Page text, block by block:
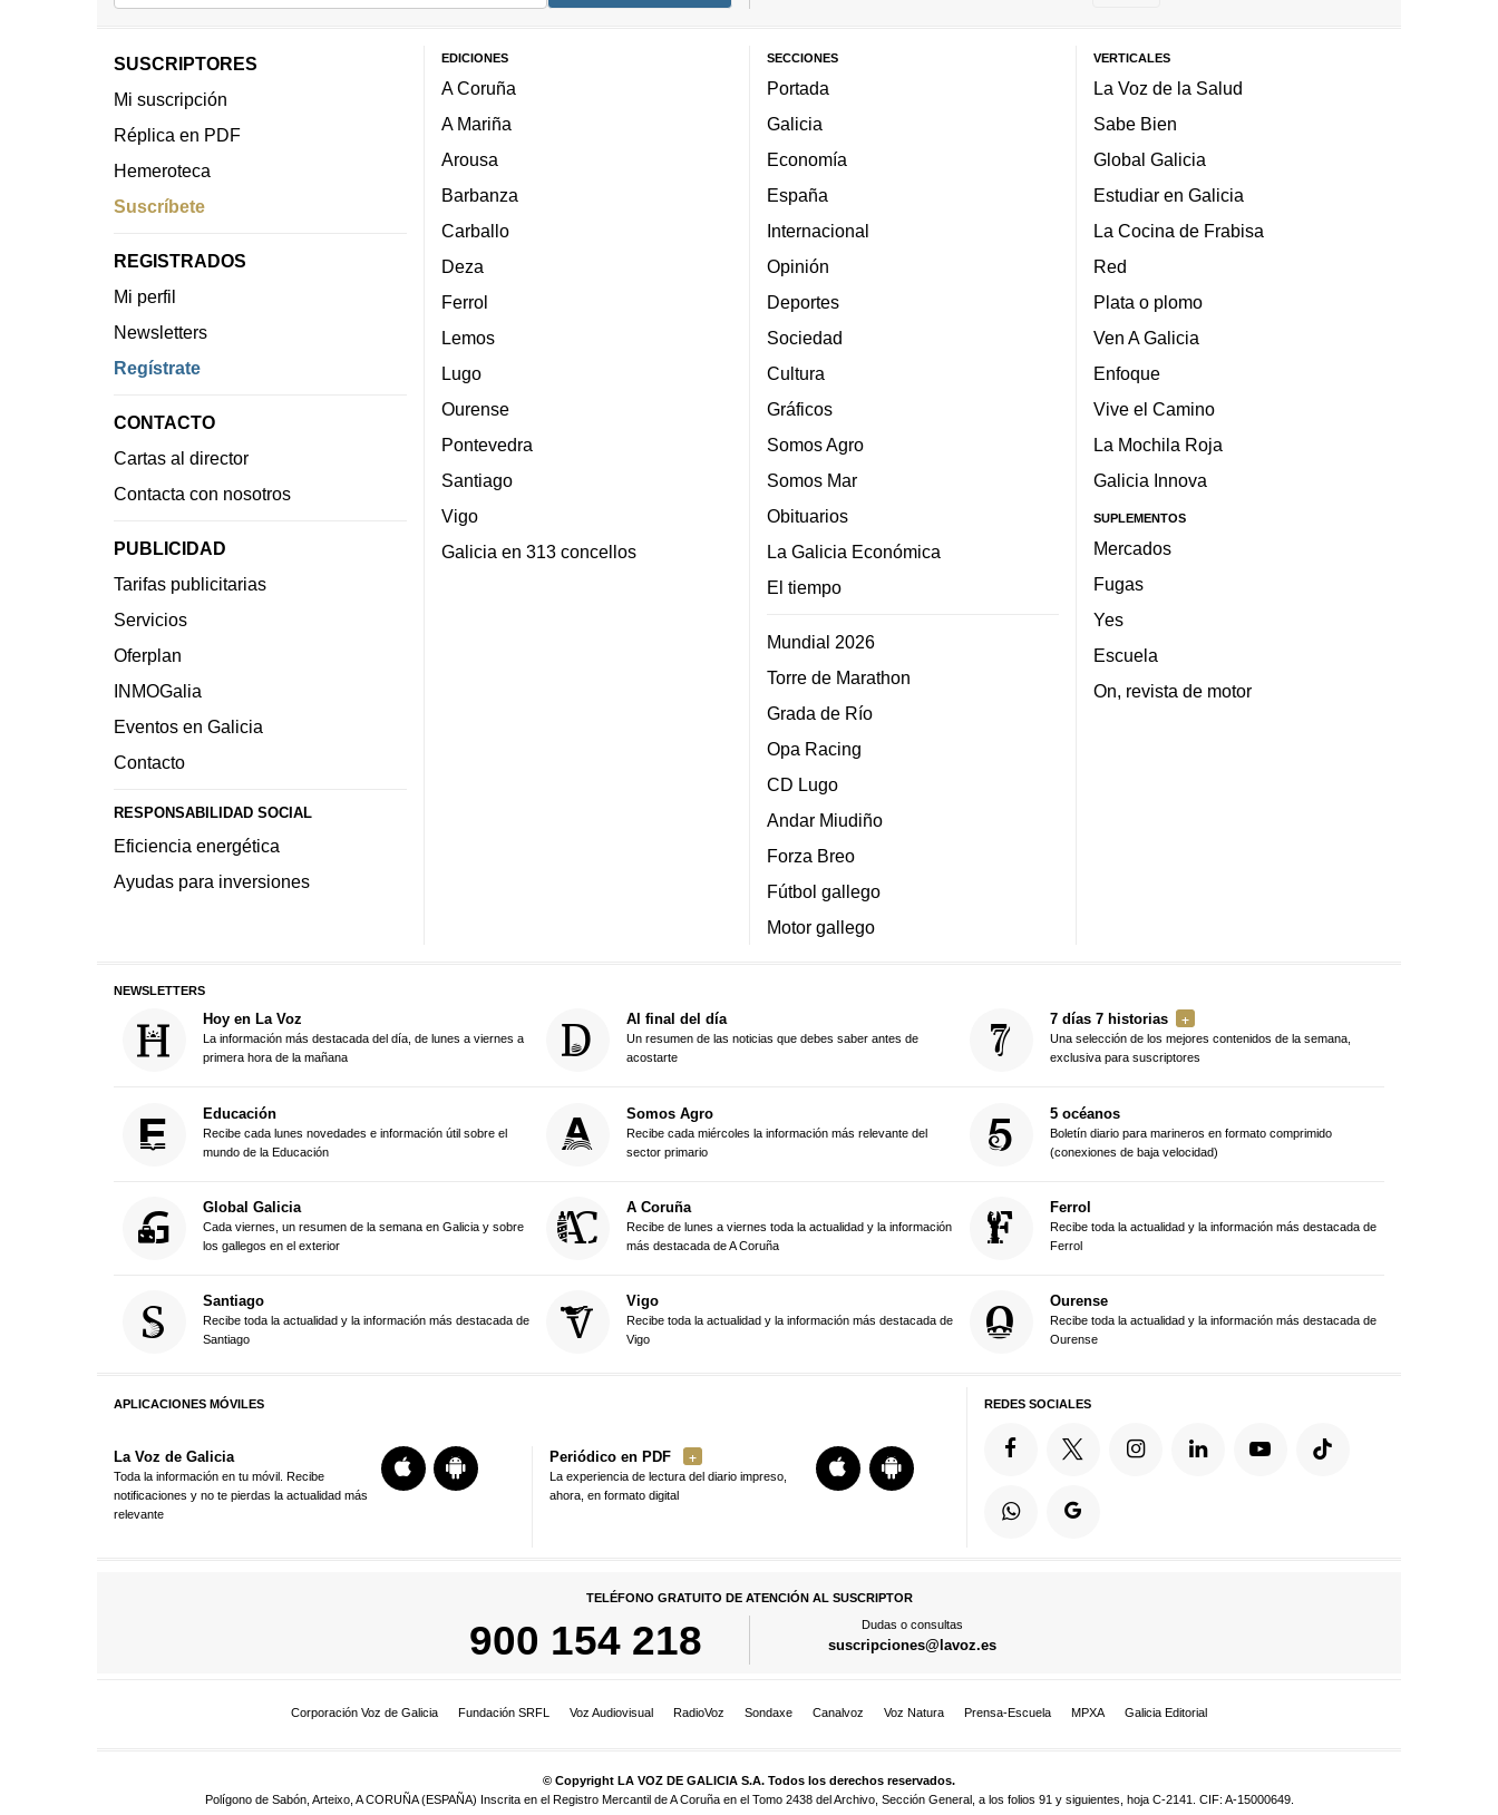
SUSCRIPTORES
Mi suscripción
Réplica en PDF
Hemeroteca
Suscríbete
REGISTRADOS
Mi perfil
Newsletters
Regístrate
CONTACTO
Cartas al director
Contacta con nosotros
PUBLICIDAD
Tarifas publicitarias
Servicios
Oferplan
INMOGalia
Eventos en Galicia
Contacto
RESPONSABILIDAD SOCIAL
Eficiencia energética
Ayudas para inversiones
EDICIONES
A Coruña
A Mariña
Arousa
Barbanza
Carballo
Deza
Ferrol
Lemos
Lugo
Ourense
Pontevedra
Santiago
Vigo
Galicia en 313 concellos
SECCIONES
Portada
Galicia
Economía
España
Internacional
Opinión
Deportes
Sociedad
Cultura
Gráficos
Somos Agro
Somos Mar
Obituarios
La Galicia Económica
El tiempo
Mundial 2026
Torre de Marathon
Grada de Río
Opa Racing
CD Lugo
Andar Miudiño
Forza Breo
Fútbol gallego
Motor gallego
VERTICALES
La Voz de la Salud
Sabe Bien
Global Galicia
Estudiar en Galicia
La Cocina de Frabisa
Red
Plata o plomo
Ven A Galicia
Enfoque
Vive el Camino
La Mochila Roja
Galicia Innova
SUPLEMENTOS
Mercados
Fugas
Yes
Escuela
On, revista de motor
NEWSLETTERS
Hoy en La Voz
La información más destacada del día, de lunes a viernes a
primera hora de la mañana
Al final del día
Un resumen de las noticias que debes saber antes de
acostarte
7 días 7 historias
Una selección de los mejores contenidos de la semana,
exclusiva para suscriptores
Educación
Recibe cada lunes novedades e información útil sobre el
mundo de la Educación
Somos Agro
Recibe cada miércoles la información más relevante del
sector primario
5 océanos
Boletín diario para marineros en formato comprimido
(conexiones de baja velocidad)
Global Galicia
Cada viernes, un resumen de la semana en Galicia y sobre
los gallegos en el exterior
A Coruña
Recibe de lunes a viernes toda la actualidad y la información
más destacada de A Coruña
Ferrol
Recibe toda la actualidad y la información más destacada de
Ferrol
Santiago
Recibe toda la actualidad y la información más destacada de
Santiago
Vigo
Recibe toda la actualidad y la información más destacada de
Vigo
Ourense
Recibe toda la actualidad y la información más destacada de
Ourense
APLICACIONES MÓVILES
La Voz de Galicia
Toda la información en tu móvil. Recibe
notificaciones y no te pierdas la actualidad más
relevante
Periódico en PDF
La experiencia de lectura del diario impreso,
ahora, en formato digital
REDES SOCIALES
TELÉFONO GRATUITO DE ATENCIÓN AL SUSCRIPTOR
900 154 218 Dudas o consultas
suscripciones@lavoz.es
Corporación Voz de Galicia Fundación SRFL Voz Audiovisual RadioVoz Sondaxe Canalvoz Voz Natura Prensa-Escuela MPXA Galicia Editorial
© Copyright LA VOZ DE GALICIA S.A. Todos los derechos reservados.
Polígono de Sabón, Arteixo, A CORUÑA (ESPAÑA) Inscrita en el Registro Mercantil de A Coruña en el Tomo 2438 del Archivo, Sección General, a los folios 91 y siguientes, hoja C-2141. CIF: A-15000649.